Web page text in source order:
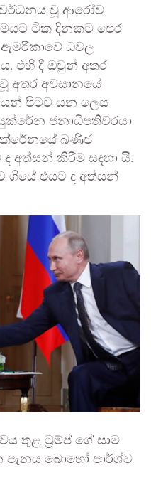
වර්ධනය වූ ආරෝව
ටික දිනකට පෙර
ධවල
එහි දී ඔවුන් අතර
අතර අවසානයේ
පිටව යන ලෙස
ජනාධිපතිවරයා
ඛණිජ
අත්සන් කිරීම සඳහා යි.
ගියේ එයට ද අත්සන්
තුළ ට‍්‍රම්ප් ගේ සාම
පැනය බොහෝ පාර්ශ්ව